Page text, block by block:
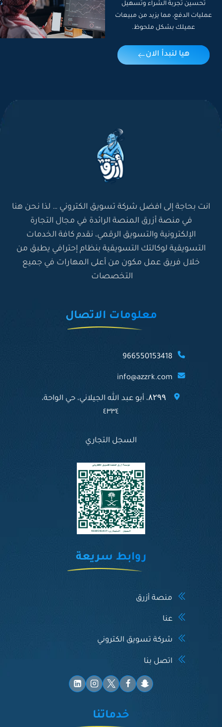
تحسين تجربة الشراء وتسهيل
عمليات الدفع، مما يزيد من مبيعات
عميلك بشكل ملحوظ.
هيا لنبدأ الان
انت بحاجة إلى افضل شركة تسويق الكتروني … لذا نحن هنا
في منصة أزرق المنصة الرائدة في مجال التجارة
الإلكترونية والتسويق الرقمي، نقدم كافة الخدمات
التسويقية لوكالتك التسويقية بنظام إحترافي يطبق من
خلال فريق عمل مكون من أعلى المهارات في جميع
التخصصات
معلومات الاتصال
966550153418
info@azzrk.com
۸۲۹۹، أبو عبد الله الجيلاني، حي الواحة،
٤٣٣٤
السجل التجاري
روابط سريعة
منصة أزرق
عنا
شركة تسويق الكتروني
اتصل بنا
خدماتنا